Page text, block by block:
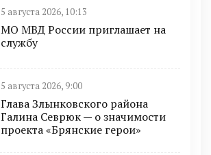
5 августа 2026, 10:13
МО МВД России приглашает на
службу
5 августа 2026, 9:00
Глава Злынковского района
Галина Севрюк — о значимости
проекта «Брянские герои»